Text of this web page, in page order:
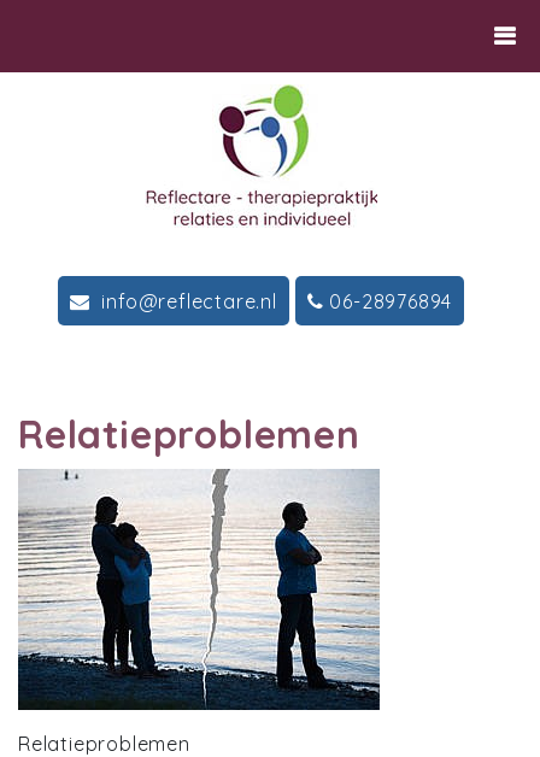
info@reflectare.nl 06-28976894
Relatieproblemen
Relatieproblemen